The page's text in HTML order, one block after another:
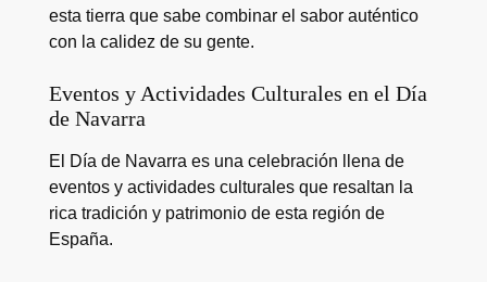
esta tierra que sabe combinar el sabor auténtico
con la calidez de su gente.
Eventos y Actividades Culturales en el Día
de Navarra
El Día de Navarra es una celebración llena de
eventos y actividades culturales que resaltan la
rica tradición y patrimonio de esta región de
España.